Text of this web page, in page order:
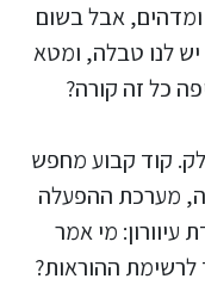
ומדהים, אבל בשום
לנו טבלה, ומטא
כל זה קורה?
קוד קבוע מחפש
מערכת ההפעלה
עיוורון: מי אמר
ההוראות?